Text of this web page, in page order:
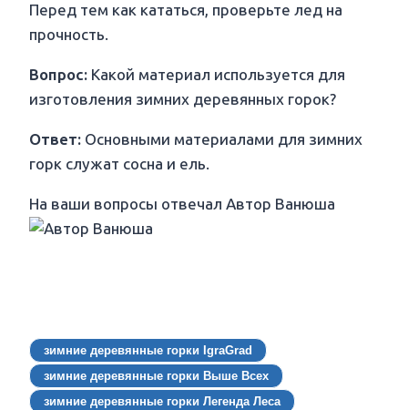
Перед тем как кататься, проверьте лед на
прочность.
Вопрос: Какой материал используется для
изготовления зимних деревянных горок?
Ответ: Основными материалами для зимних
горк служат сосна и ель.
На ваши вопросы отвечал Автор Ванюша
зимние деревянные горки IgraGrad
зимние деревянные горки Выше Всех
зимние деревянные горки Легенда Леса